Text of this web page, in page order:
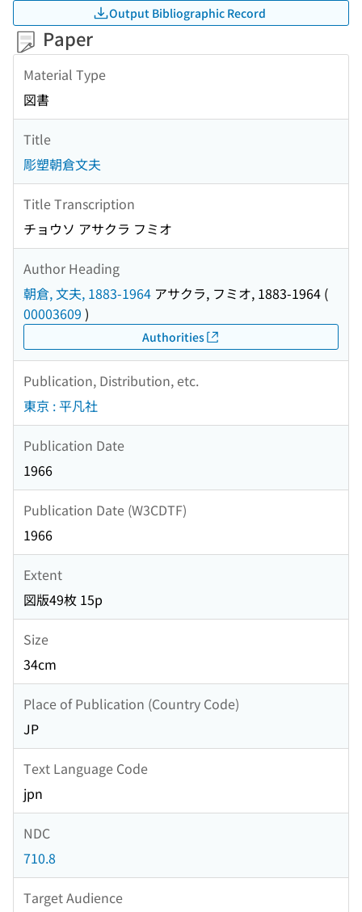
Output Bibliographic Record
Paper
Material Type
図書
Title
彫塑朝倉文夫
Title Transcription
チョウソ アサクラ フミオ
Author Heading
朝倉, 文夫, 1883-1964 アサクラ, フミオ, 1883-1964 (
00003609 )
Authorities
Publication, Distribution, etc.
東京 : 平凡社
Publication Date
1966
Publication Date (W3CDTF)
1966
Extent
図版49枚 15p
Size
34cm
Place of Publication (Country Code)
JP
Text Language Code
jpn
NDC
710.8
Target Audience